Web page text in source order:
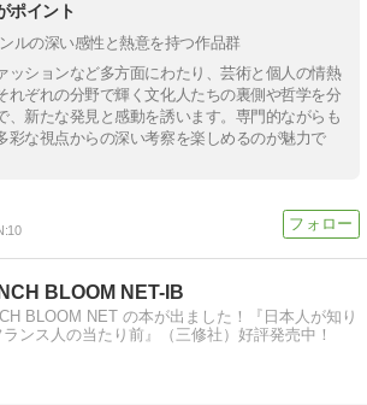
ポイント
ルの深い感性と熱意を持つ作品群
ッションなど多方面にわたり、芸術と個人の情熱
れぞれの分野で輝く文化人たちの裏側や哲学を分
、新たな発見と感動を誘います。専門的ながらも
彩な視点からの深い考察を楽しめるのが魅力で
10
BLOOM NET-IB
BLOOM NET の本が出ました！『日本人が知り
ランス人の当たり前』（三修社）好評発売中！